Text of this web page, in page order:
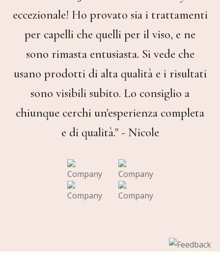
eccezionale! Ho provato sia i trattamenti
per capelli che quelli per il viso, e ne
sono rimasta entusiasta. Si vede che
usano prodotti di alta qualità e i risultati
sono visibili subito. Lo consiglio a
chiunque cerchi un'esperienza completa
e di qualità." - Nicole